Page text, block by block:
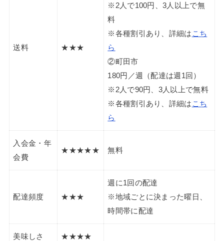
送料 ★★★
※2人で100円、3人以上で無
料
※各種割引あり、詳細は こち
ら
②町田市
180円／週（配達は週1回）
※2人で90円、3人以上で無料
※各種割引あり、詳細は こち
ら
入会金・年
会費
★★★★★ 無料
配達頻度 ★★★
週に1回の配達
※地域ごとに決まった曜日、
時間帯に配達
美味しさ ★★★★